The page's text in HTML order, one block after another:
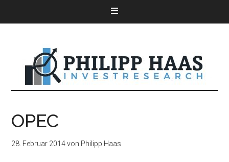
OPEC
28. Februar 2014von Philipp Haas